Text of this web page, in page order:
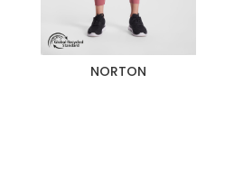
NORTON